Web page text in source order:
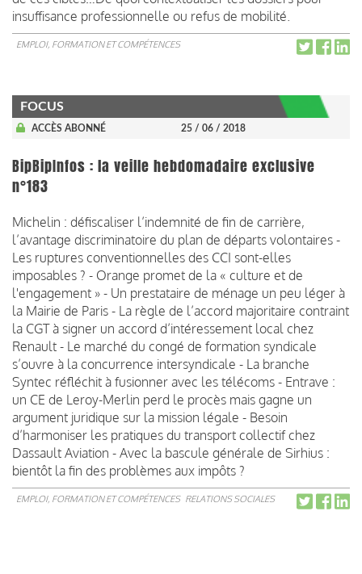
insuffisance professionnelle ou refus de mobilité.
EMPLOI, FORMATION ET COMPÉTENCES
FOCUS
ACCÈS ABONNÉ 25 / 06 / 2018
BipBipInfos : la veille hebdomadaire exclusive
n°183
Michelin : défiscaliser l’indemnité de fin de carrière,
l’avantage discriminatoire du plan de départs volontaires -
Les ruptures conventionnelles des CCI sont-elles
imposables ? - Orange promet de la « culture et de
l'engagement » - Un prestataire de ménage un peu léger à
la Mairie de Paris - La règle de l’accord majoritaire contraint
la CGT à signer un accord d’intéressement local chez
Renault - Le marché du congé de formation syndicale
s’ouvre à la concurrence intersyndicale - La branche
Syntec réfléchit à fusionner avec les télécoms - Entrave :
un CE de Leroy-Merlin perd le procès mais gagne un
argument juridique sur la mission légale - Besoin
d’harmoniser les pratiques du transport collectif chez
Dassault Aviation - Avec la bascule générale de Sirhius :
bientôt la fin des problèmes aux impôts ?
EMPLOI, FORMATION ET COMPÉTENCES RELATIONS SOCIALES